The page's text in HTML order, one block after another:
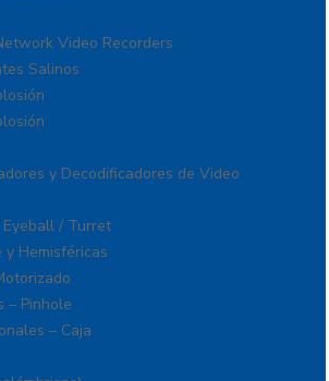
y NVRs
Video Recorders
Salinos
y Decodificadores de Video
Eyeball / Turret
y Hemisféricas
– Pinhole
– Caja